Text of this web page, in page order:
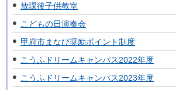
放課後子供教室
こどもの日演奏会
甲府市まなび奨励ポイント制度
こうふドリームキャンパス2022年度
こうふドリームキャンパス2023年度